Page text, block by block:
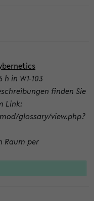
in W1-103
finden Sie
Link:
glossary/view.php?
Raum per